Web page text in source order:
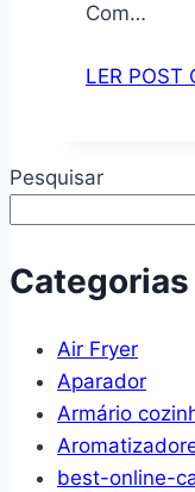
Com…
LER POST
Pesquisar
Categorias
Air Fryer
Aparador
Armário
best-online-